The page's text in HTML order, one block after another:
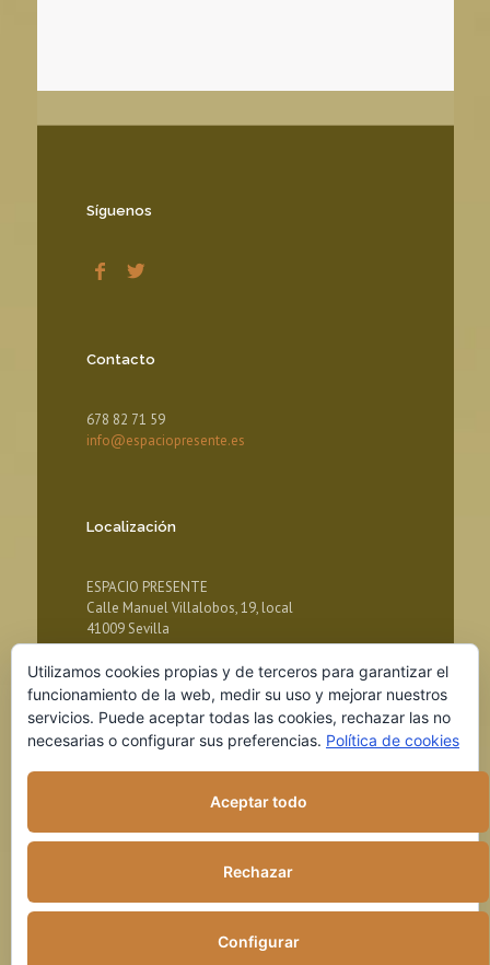
Síguenos
Contacto
678 82 71 59
info@espaciopresente.es
Localización
ESPACIO PRESENTE
Calle Manuel Villalobos, 19, local
41009 Sevilla
© 2018 ESPACIO PRESENTE
Política de Privacidad
Utilizamos cookies propias y de terceros para garantizar el
funcionamiento de la web, medir su uso y mejorar nuestros
servicios. Puede aceptar todas las cookies, rechazar las no
necesarias o configurar sus preferencias. Política de cookies
Aceptar todo
Rechazar
Configurar